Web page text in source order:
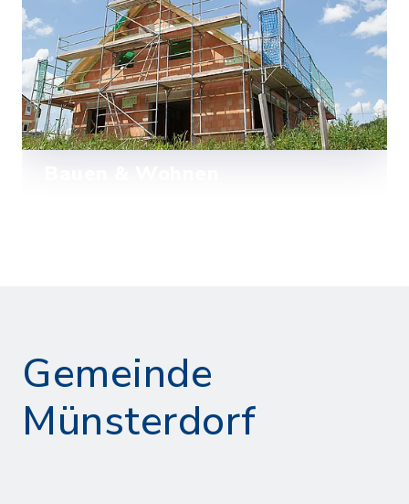
Hause aus erledigen.
Mehr lesen
Gemeinde
Münsterdorf